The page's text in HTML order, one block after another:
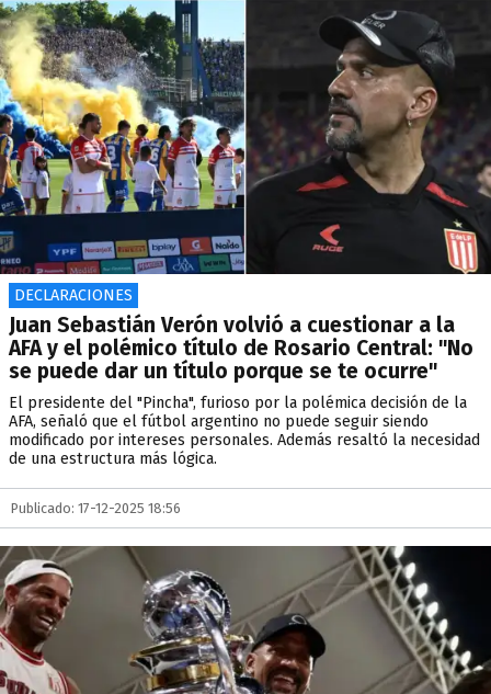
DECLARACIONES
Juan Sebastián Verón volvió a cuestionar a la
AFA y el polémico título de Rosario Central: "No
se puede dar un título porque se te ocurre"
El presidente del "Pincha", furioso por la polémica decisión de la
AFA, señaló que el fútbol argentino no puede seguir siendo
modificado por intereses personales. Además resaltó la necesidad
de una estructura más lógica.
Publicado: 17-12-2025 18:56